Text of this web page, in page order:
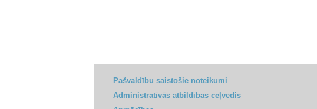
Pašvaldību saistošie noteikumi
Administratīvās atbildības ceļvedis